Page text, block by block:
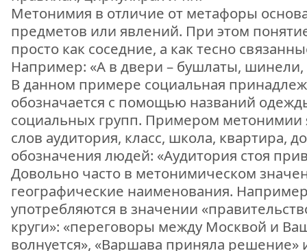
Метонимия в отличие от метафоры
предметов или явлений. При этом
просто как соседние, а как тесно
Например: «А в двери – бушлаты, шинели,
В данном примере социальная
обозначается с помощью названий
социальных групп. Примером метонимии
слов аудитория, класс, школа, квартира,
обозначения людей: «Аудитория стоя
Довольно часто в метонимическом
географические наименования.
употребляются в значении
круги»: «переговоры между Москвой и
волнуется», «Варшава приняла решение»